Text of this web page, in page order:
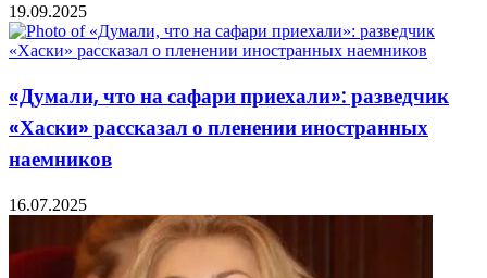
19.09.2025
«Думали, что на сафари приехали»: разведчик
«Хаски» рассказал о пленении иностранных
наемников
16.07.2025